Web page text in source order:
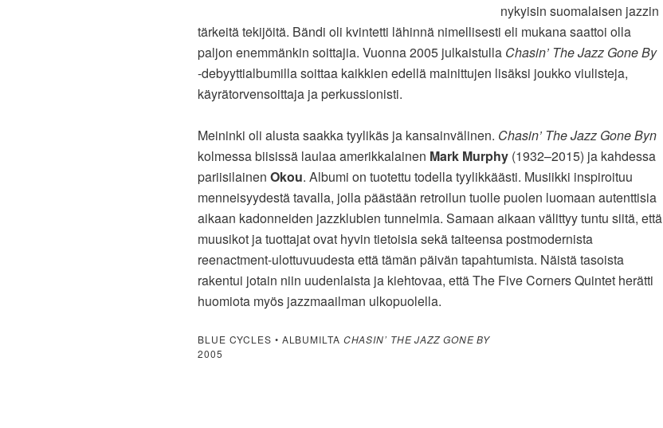
nykyisin suomalaisen jazzin
tärkeitä tekijöitä. Bändi oli kvintetti lähinnä nimellisesti eli mukana saattoi olla
paljon enemmänkin soittajia. Vuonna 2005 julkaistulla Chasin’ The Jazz Gone By
-debyyttialbumilla soittaa kaikkien edellä mainittujen lisäksi joukko viulisteja,
käyrätorvensoittaja ja perkussionisti.
Meininki oli alusta saakka tyylikäs ja kansainvälinen. Chasin’ The Jazz Gone Byn
kolmessa biisissä laulaa amerikkalainen Mark Murphy (1932–2015) ja kahdessa
pariisilainen Okou. Albumi on tuotettu todella tyylikkäästi. Musiikki inspiroituu
menneisyydestä tavalla, jolla päästään retroilun tuolle puolen luomaan autenttisia
aikaan kadonneiden jazzklubien tunnelmia. Samaan aikaan välittyy tuntu siitä, että
muusikot ja tuottajat ovat hyvin tietoisia sekä taiteensa postmodernista
reenactment-ulottuvuudesta että tämän päivän tapahtumista. Näistä tasoista
rakentui jotain niin uudenlaista ja kiehtovaa, että The Five Corners Quintet herätti
huomiota myös jazzmaailman ulkopuolella.
BLUE CYCLES • ALBUMILTA CHASIN’ THE JAZZ GONE BY
2005